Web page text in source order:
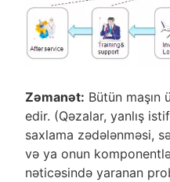
Zəmanət: Bütün maşın
edir. (Qəzalar, yanlış
saxlama zədələnməsi,
və ya onun
nəticəsində yaranan